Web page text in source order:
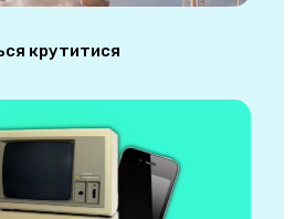
крутитися